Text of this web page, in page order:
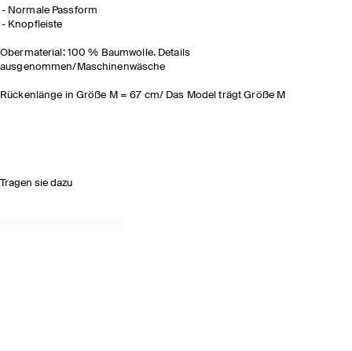
Normale Passform
Knopfleiste
Obermaterial: 100 % Baumwolle. Details
ausgenommen/Maschinenwäsche
Rückenlänge in Größe M = 67 cm/ Das Model trägt Größe M
Tragen sie dazu